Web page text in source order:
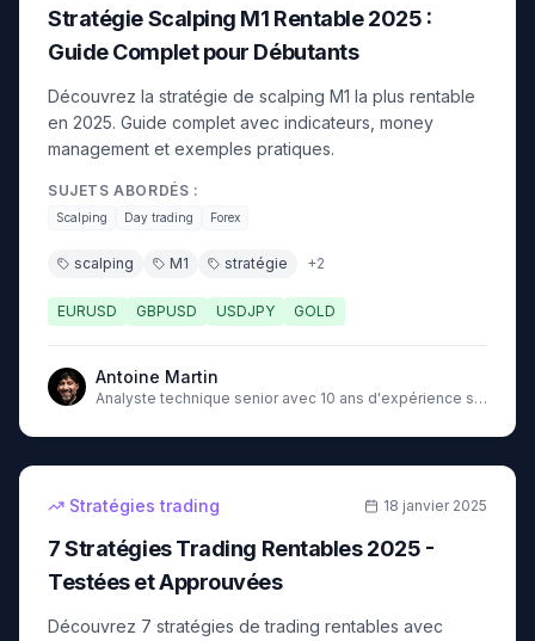
Stratégie Scalping M1 Rentable 2025 :
Guide Complet pour Débutants
Découvrez la stratégie de scalping M1 la plus rentable
en 2025. Guide complet avec indicateurs, money
management et exemples pratiques.
SUJETS ABORDÉS :
Scalping Day trading Forex
scalping M1 stratégie +2
EURUSD GBPUSD USDJPY GOLD
Antoine Martin
Analyste technique senior avec 10 ans d'expérience sur
18min
Stratégies trading 18 janvier 2025
7 Stratégies Trading Rentables 2025 -
Testées et Approuvées
Découvrez 7 stratégies de trading rentables avec